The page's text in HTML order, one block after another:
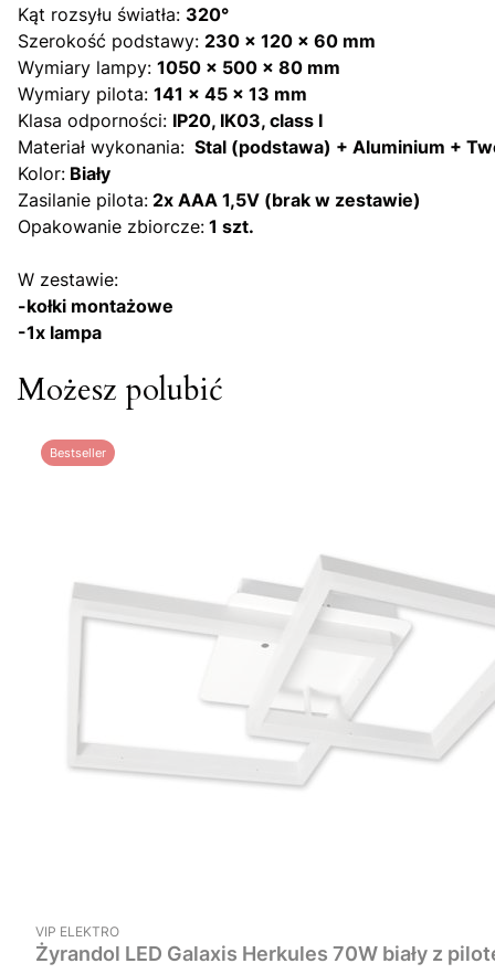
Kąt rozsyłu światła: 320°
Szerokość podstawy: 230 x 120 x 60 mm
Wymiary lampy: 1050 x 500 x 80 mm
Wymiary pilota: 141 x 45 x 13 mm
Klasa odporności: IP20, IK03, class I
Materiał wykonania: Stal (podstawa) + Aluminium +
Kolor: Biały
Zasilanie pilota: 2x AAA 1,5V (brak w zestawie)
Opakowanie zbiorcze: 1 szt.
W zestawie:
-kołki montażowe
-1x lampa
Możesz polubić
Bestseller
PRODUCENT
VIP ELEKTRO
Żyrandol LED Galaxis Herkules 70W biały z